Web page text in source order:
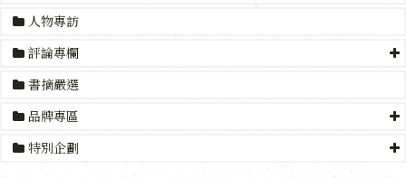
人物專訪
評論專欄
書摘嚴選
品牌專區
特別企劃